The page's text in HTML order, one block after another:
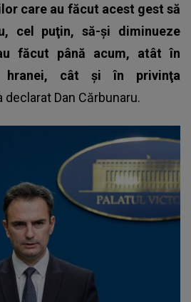
care au făcut acest gest să
cel puţin, să-şi diminueze
făcut până acum, atât în
hranei, cât şi în privinţa
declarat Dan Cărbunaru.